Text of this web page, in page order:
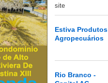
site
Estiva Produtos
Agropecuários
Rio Branco -